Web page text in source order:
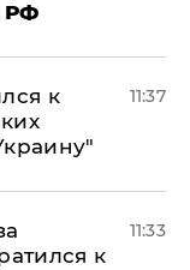
РФ
к
11:37
к
11:33